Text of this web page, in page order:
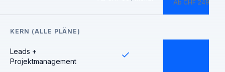
Ab CHF 249 /
KERN (ALLE PLÄNE)
Leads +
Projektmanagement